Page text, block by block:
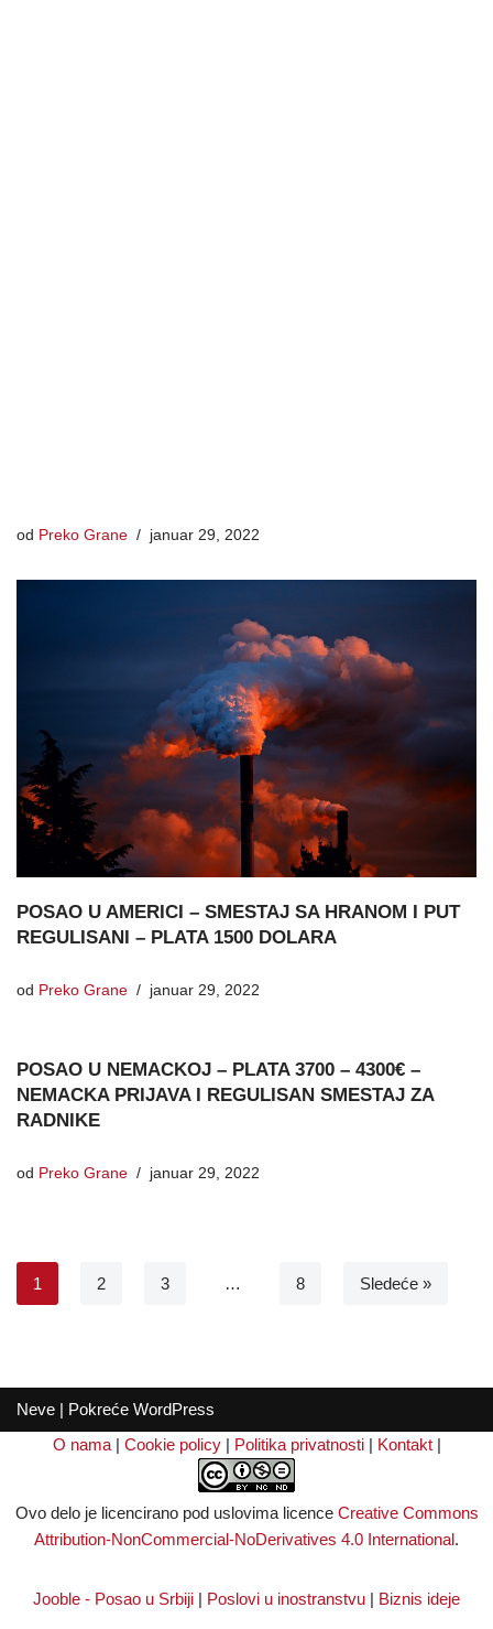
od Preko Grane januar 29, 2022
POSAO U AMERICI – SMESTAJ SA HRANOM I PUT
REGULISANI – PLATA 1500 DOLARA
od Preko Grane januar 29, 2022
POSAO U NEMACKOJ – PLATA 3700 – 4300€ –
NEMACKA PRIJAVA I REGULISAN SMESTAJ ZA
RADNIKE
od Preko Grane januar 29, 2022
1 2 3 … 8 Sledeće »
Neve | Pokreće WordPress
O nama | Cookie policy | Politika privatnosti | Kontakt |
Ovo delo je licencirano pod uslovima licence Creative Commons
Attribution-NonCommercial-NoDerivatives 4.0 International.
Jooble - Posao u Srbiji | Poslovi u inostranstvu | Biznis ideje